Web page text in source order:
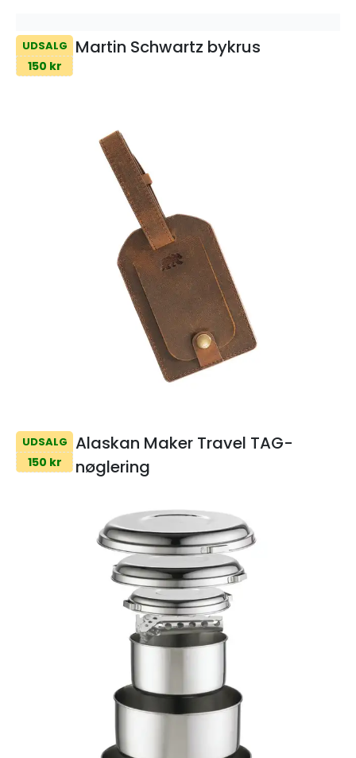
UDSALG
150 kr
Martin Schwartz bykrus
UDSALG
150 kr
Alaskan Maker Travel TAG-
nøglering